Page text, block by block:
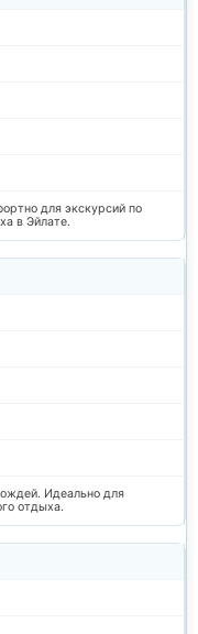
для экскурсий по
в Эйлате.
Идеально для
отдыха.